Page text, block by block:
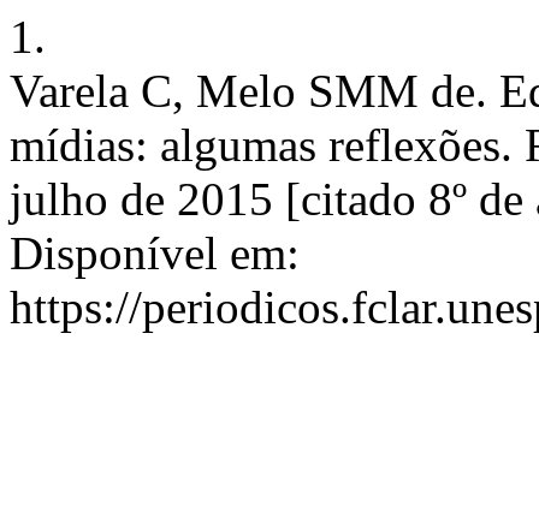
1.
Varela C, Melo SMM de.
mídias: algumas reflexões.
julho de 2015 [citado 8º
Disponível em:
https://